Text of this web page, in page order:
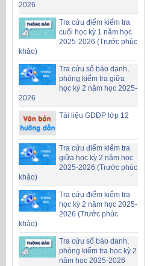
2026
Tra cứu điểm kiểm tra
cuối học kỳ 1 năm học
2025-2026 (Trước phúc
khảo)
Tra cứu số báo danh,
phòng kiểm tra giữa
học kỳ 2 năm học 2025-
2026
Tài liệu GDĐP lớp 12
Tra cứu điểm kiểm tra
giữa học kỳ 2 năm học
2025-2026 (Trước phúc
khảo)
Tra cứu điểm kiểm tra
học kỳ 2 năm học 2025-
2026 (Trước phúc
khảo)
Tra cứu số báo danh,
phòng kiểm tra học kỳ 2
năm học 2025-2026